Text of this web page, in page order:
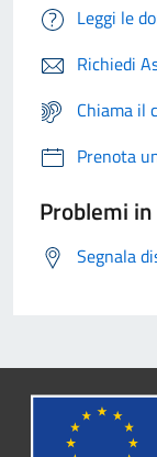
Leggi le
Richiedi
Chiama il
Prenota
Problemi
Segnala